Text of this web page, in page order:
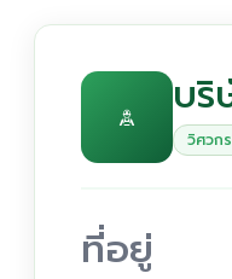
บริ
วิศวก
ที่อยู่